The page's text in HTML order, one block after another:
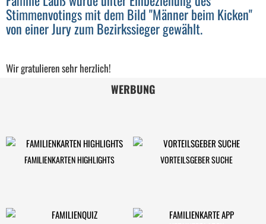
Stimmenvotings mit dem Bild "Männer beim Kicken"
von einer Jury zum Bezirkssieger gewählt.
Wir gratulieren sehr herzlich!
WERBUNG
FAMILIENKARTEN HIGHLIGHTS VORTEILSGEBER SUCHE